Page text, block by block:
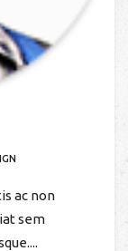
ac non
sem